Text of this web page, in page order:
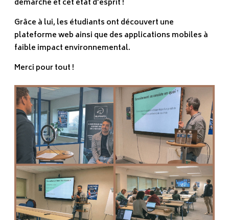
démarche et cet état d’esprit !
Grâce à lui, les étudiants ont découvert une
plateforme web ainsi que des applications mobiles à
faible impact environnemental.
Merci pour tout !